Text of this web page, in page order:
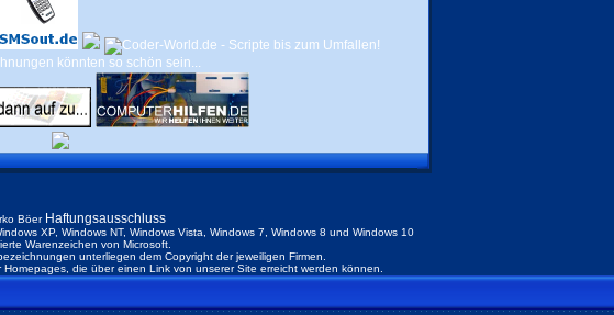
Böer Haftungsausschluss
XP, Windows NT, Windows Vista, Windows 7, Windows 8 und Windows 10
Warenzeichen von Microsoft.
unterliegen dem Copyright der jeweiligen Firmen.
die über einen Link von unserer Site erreicht werden können.